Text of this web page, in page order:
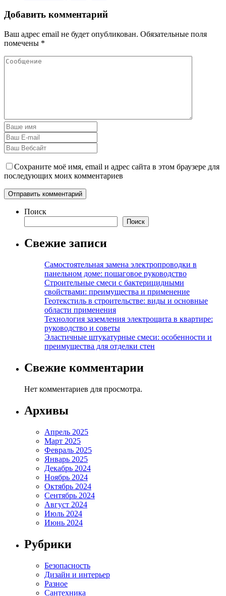
Добавить комментарий
Ваш адрес email не будет опубликован. Обязательные поля
помечены *
Сохраните моё имя, email и адрес сайта в этом браузере для
последующих моих комментариев
Поиск
Поиск
Свежие записи
Самостоятельная замена электропроводки в
панельном доме: пошаговое руководство
Строительные смеси с бактерицидными
свойствами: преимущества и применение
Геотекстиль в строительстве: виды и основные
области применения
Технология заземления электрощита в квартире:
руководство и советы
Эластичные штукатурные смеси: особенности и
преимущества для отделки стен
Свежие комментарии
Нет комментариев для просмотра.
Архивы
Апрель 2025
Март 2025
Февраль 2025
Январь 2025
Декабрь 2024
Ноябрь 2024
Октябрь 2024
Сентябрь 2024
Август 2024
Июль 2024
Июнь 2024
Рубрики
Безопасность
Дизайн и интерьер
Разное
Сантехника